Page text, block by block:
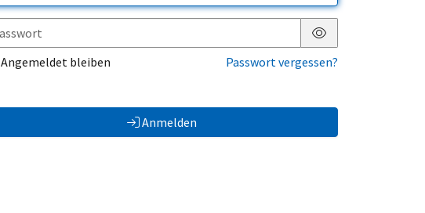
Passwort anzeigen
Angemeldet bleiben
Passwort vergessen?
Anmelden